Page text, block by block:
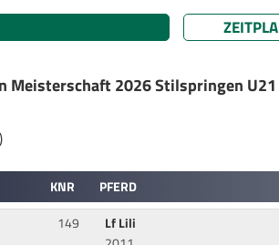
Meisterschaft 2026 Stilspringen U21
KNR PFERD
149
Lf Lili